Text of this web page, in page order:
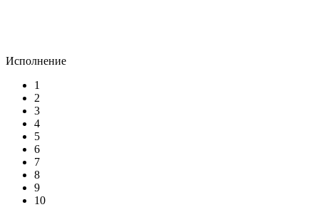
Исполнение
1
2
3
4
5
6
7
8
9
10